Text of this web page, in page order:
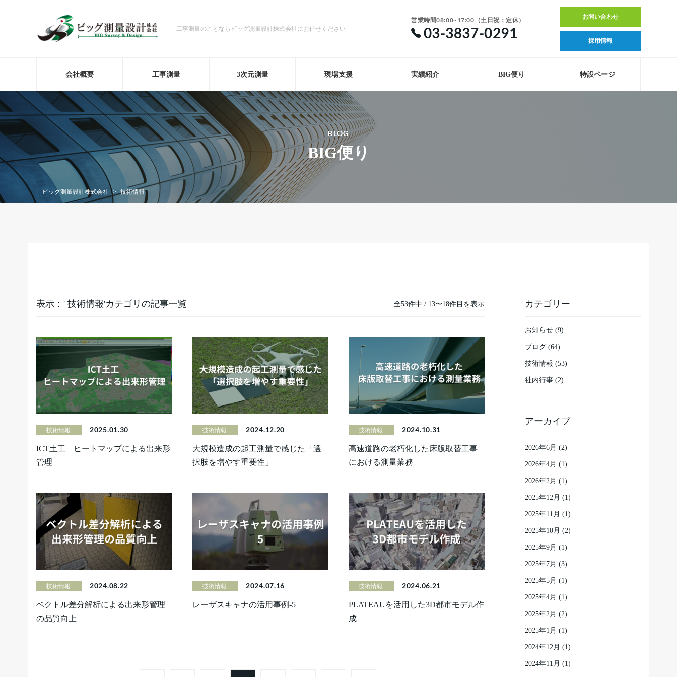
工事測量のことならビッグ測量設計株式会社にお任せください
営業時間08:00~17:00（土日祝：定休）
03-3837-0291
お問い合わせ
採用情報
会社概要 工事測量 3次元測量 現場支援 実績紹介 BIG便り 特設ページ
BLOG
BIG便り
ビッグ測量設計株式会社 > 技術情報
表示：' 技術情報'カテゴリの記事一覧 全53件中 / 13〜18件目を表示
技術情報 2025.01.30
ICT土工 ヒートマップによる出来形
管理
技術情報 2024.12.20
大規模造成の起工測量で感じた「選
択肢を増やす重要性」
技術情報 2024.10.31
高速道路の老朽化した床版取替工事
における測量業務
技術情報 2024.08.22
ベクトル差分解析による出来形管理
の品質向上
技術情報 2024.07.16
レーザスキャナの活用事例-5
技術情報 2024.06.21
PLATEAUを活用した3D都市モデル作
成
カテゴリー
お知らせ (9)
ブログ (64)
技術情報 (53)
社内行事 (2)
アーカイブ
2026年6月 (2)
2026年4月 (1)
2026年2月 (1)
2025年12月 (1)
2025年11月 (1)
2025年10月 (2)
2025年9月 (1)
2025年7月 (3)
2025年5月 (1)
2025年4月 (1)
2025年2月 (2)
2025年1月 (1)
2024年12月 (1)
2024年11月 (1)